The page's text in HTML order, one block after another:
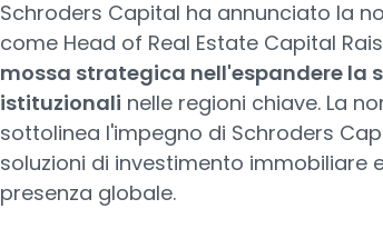
Schroders Capital ha annunciato la
come Head of Real Estate Capital
mossa strategica nell'espandere la
istituzionali nelle regioni chiave. La
sottolinea l'impegno di Schroders
soluzioni di investimento immobiliare
presenza globale.